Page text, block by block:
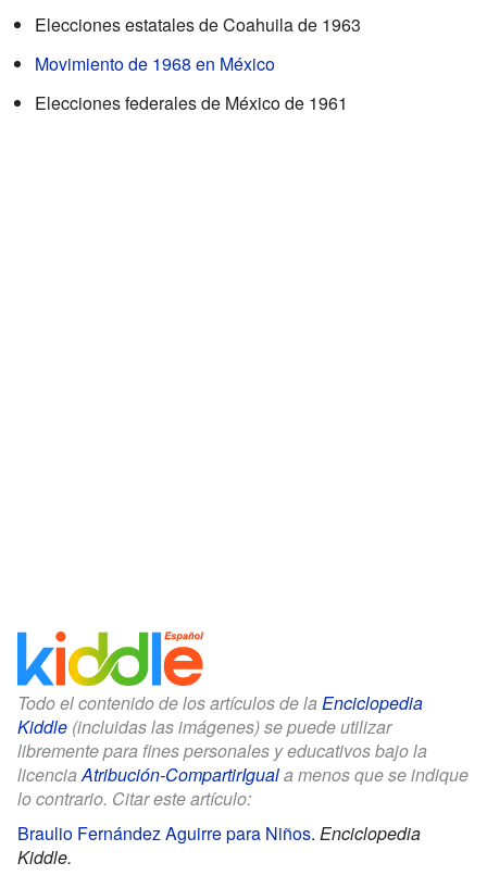
Elecciones estatales de Coahuila de 1963
Movimiento de 1968 en México
Elecciones federales de México de 1961
Todo el contenido de los artículos de la Enciclopedia
Kiddle (incluidas las imágenes) se puede utilizar
libremente para fines personales y educativos bajo la
licenciaAtribución-CompartirIguala menos que se indique
lo contrario. Citar este artículo:
Braulio Fernández Aguirre para Niños. Enciclopedia
Kiddle.